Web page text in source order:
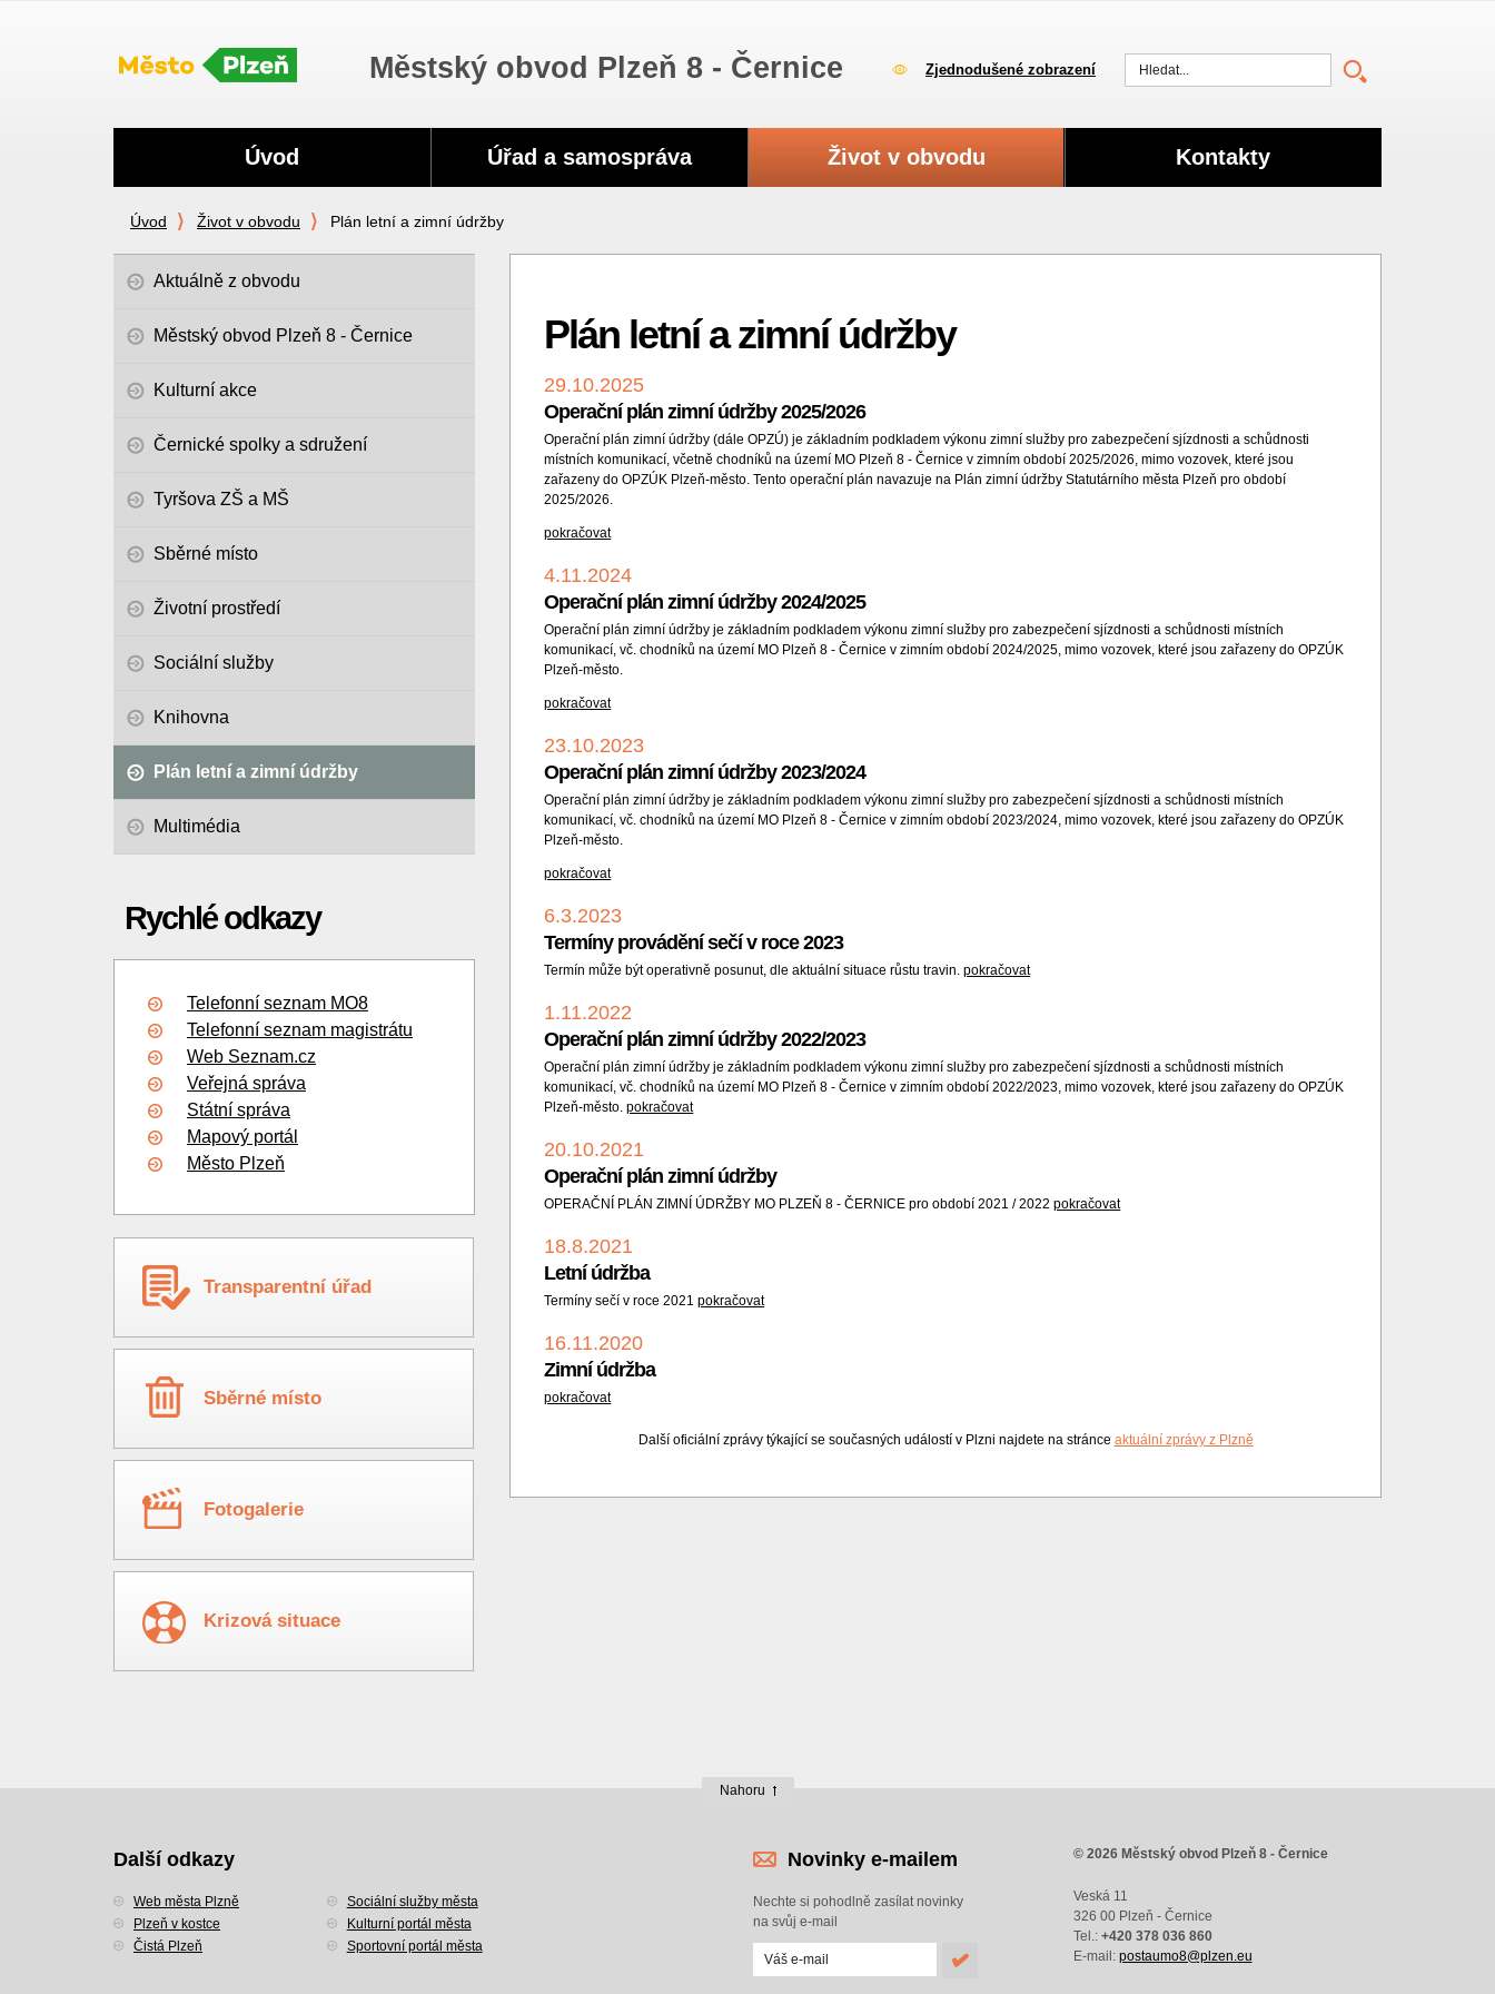
Městský obvod Plzeň 8 - Černice Zjednodušené zobrazení
Úvod Život v obvodu Plán letní a zimní údržby
Plán letní a zimní údržby
29.10.2025
Operační plán zimní údržby 2025/2026
Operační plán zimní údržby (dále OPZÚ) je základním podkladem výkonu zimní služby pro zabezpečení sjízdnosti a schůdnosti
místních komunikací, včetně chodníků na území MO Plzeň 8 - Černice v zimním období 2025/2026, mimo vozovek, které jsou
zařazeny do OPZÚK Plzeň-město. Tento operační plán navazuje na Plán zimní údržby Statutárního města Plzeň pro období
2025/2026.
pokračovat
4.11.2024
Operační plán zimní údržby 2024/2025
Operační plán zimní údržby je základním podkladem výkonu zimní služby pro zabezpečení sjízdnosti a schůdnosti místních
komunikací, vč. chodníků na území MO Plzeň 8 - Černice v zimním období 2024/2025, mimo vozovek, které jsou zařazeny do OPZÚK
Plzeň-město.
pokračovat
23.10.2023
Operační plán zimní údržby 2023/2024
Operační plán zimní údržby je základním podkladem výkonu zimní služby pro zabezpečení sjízdnosti a schůdnosti místních
komunikací, vč. chodníků na území MO Plzeň 8 - Černice v zimním období 2023/2024, mimo vozovek, které jsou zařazeny do OPZÚK
Plzeň-město.
pokračovat
6.3.2023
Termíny provádění sečí v roce 2023
Termín může být operativně posunut, dle aktuální situace růstu travin.pokračovat
1.11.2022
Operační plán zimní údržby 2022/2023
Operační plán zimní údržby je základním podkladem výkonu zimní služby pro zabezpečení sjízdnosti a schůdnosti místních
komunikací, vč. chodníků na území MO Plzeň 8 - Černice v zimním období 2022/2023, mimo vozovek, které jsou zařazeny do OPZÚK
Plzeň-město.pokračovat
20.10.2021
Operační plán zimní údržby
OPERAČNÍ PLÁN ZIMNÍ ÚDRŽBY MO PLZEŇ 8 - ČERNICE pro období 2021 / 2022pokračovat
18.8.2021
Letní údržba
Termíny sečí v roce 2021pokračovat
16.11.2020
Zimní údržba
pokračovat
Další oficiální zprávy týkající se současných událostí v Plzni najdete na stránce aktuální zprávy z Plzně
Aktuálně z obvodu
Městský obvod Plzeň 8 - Černice
Kulturní akce
Černické spolky a sdružení
Tyršova ZŠ a MŠ
Sběrné místo
Životní prostředí
Sociální služby
Knihovna
Plán letní a zimní údržby
Multimédia
Rychlé odkazy
Telefonní seznam MO8
Telefonní seznam magistrátu
Web Seznam.cz
Veřejná správa
Státní správa
Mapový portál
Město Plzeň
Transparentní úřad
Sběrné místo
Fotogalerie
Krizová situace
Úvod Úřad a samospráva Život v obvodu Kontakty
Nahoru
Další odkazy
Web města Plzně
Plzeň v kostce
Čistá Plzeň
Sociální služby města
Kulturní portál města
Sportovní portál města
Novinky e-mailem
Nechte si pohodlně zasílat novinky
na svůj e-mail
© 2026 Městský obvod Plzeň 8 - Černice
Veská 11
326 00 Plzeň - Černice
Tel.: +420 378 036 860
E-mail: postaumo8@plzen.eu